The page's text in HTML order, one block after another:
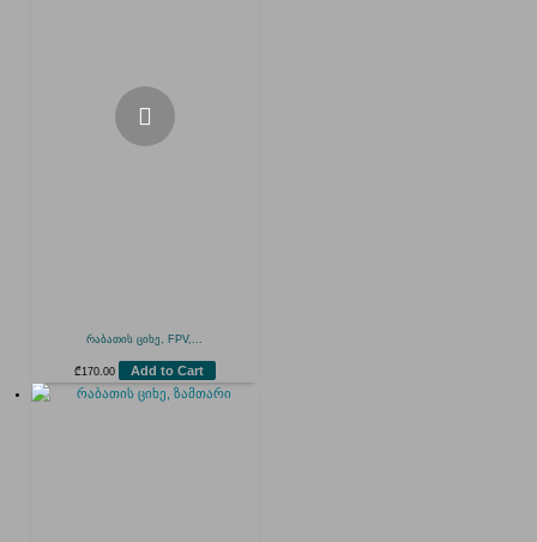
რაბათის ციხე, FPV,...
₾ 170.00 Add to Cart